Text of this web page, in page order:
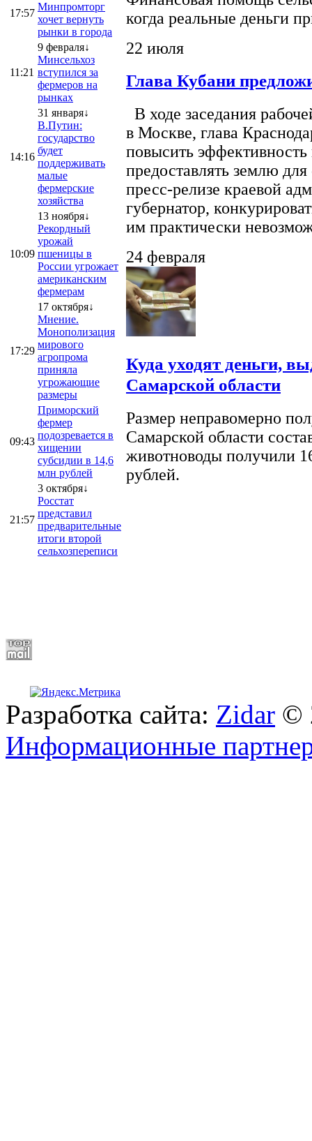
17:57
Минпромторг
хочет вернуть
рынки в города
11:21
9 февраля↓
Минсельхоз
вступился за
фермеров на
рынках
14:16
31 января↓
В.Путин:
государство
будет
поддерживать
малые
фермерские
хозяйства
10:09
13 ноября↓
Рекордный
урожай
пшеницы в
России угрожает
американским
фермерам
17:29
17 октября↓
Мнение.
Монополизация
мирового
агропрома
приняла
угрожающие
размеры
09:43
Приморский
фермер
подозревается в
хищении
субсидии в 14,6
млн рублей
21:57
3 октября↓
Росстат
представил
предварительные
итоги второй
сельхозпереписи
когда реальные деньги
22 июля
Глава Кубани
В ходе заседания
в Москве, глава
повысить эффективность
предоставлять землю
пресс-релизе краевой
губернатор,
им практически
24 февраля
Куда уходят деньги,
Самарской области
Размер неправомерно
Самарской области
животноводы получили
рублей.
Разработка сайта: Zidar ©
Информационные